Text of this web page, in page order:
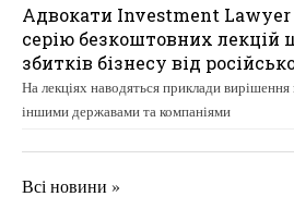
Адвокати Investment Lawyer
серію безкоштовних лекцій
збитків бізнесу від
На лекціях наводяться приклади
іншими державами та компаніями
Всі новини »